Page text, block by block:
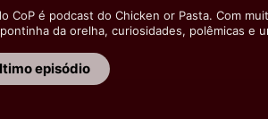
CoP é podcast do Chicken or Pasta. Com
da orelha, curiosidades, polêmicas e
e mais um monte de plataformas. Para mais
acessa https://chickenorpasta.com.br/
episódio